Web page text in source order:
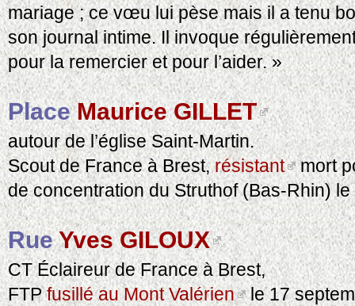
mariage ; ce vœu lui pèse mais il a tenu
son journal intime. Il invoque
pour la remercier et pour l’aider. »
PlaceMaurice GILLET
autour de l’église Saint-Martin.
Scout de France à Brest,résistant mort
de concentration du Struthof (Bas-Rhin)
RueYves GILOUX
CT Éclaireur de France à Brest,
FTPfusillé au Mont Valérien le 17